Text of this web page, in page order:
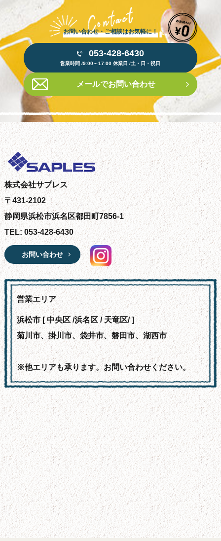
お問い合わせ・ご相談はお気軽に！
053-428-6430
営業時間 /9:00～17:00 休業日 /土・日・祝日
メールでお問い合わせ
株式会社サプレス
〒431-2102
静岡県浜松市浜名区都田町7856-1
TEL: 053-428-6430
お問い合わせ
営業エリア
浜松市 [ 中央区 /浜名区 / 天竜区/ ]
菊川市、掛川市、袋井市、磐田市、湖西市
※他エリアも承ります。お問い合わせください。